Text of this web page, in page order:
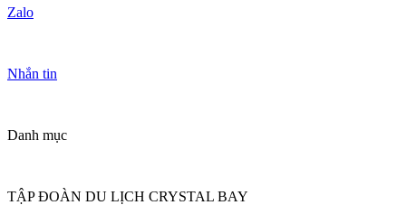
Zalo
Nhắn tin
Danh mục
TẬP ĐOÀN DU LỊCH CRYSTAL BAY